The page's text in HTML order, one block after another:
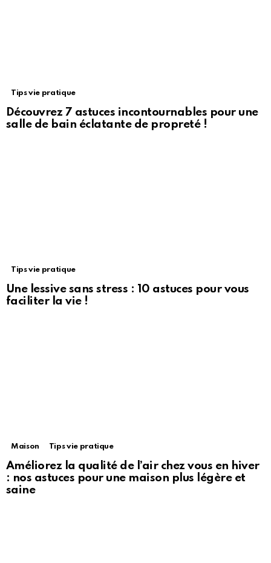
Tips vie pratique
Découvrez 7 astuces incontournables pour une
salle de bain éclatante de propreté !
Tips vie pratique
Une lessive sans stress : 10 astuces pour vous
faciliter la vie !
Maison Tips vie pratique
Améliorez la qualité de l’air chez vous en hiver
: nos astuces pour une maison plus légère et
saine